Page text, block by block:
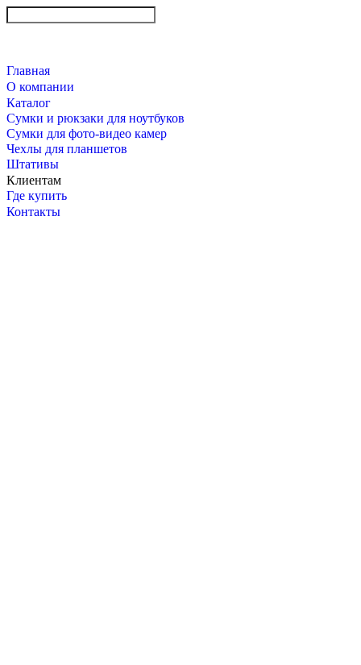
Главная
О компании
Каталог
Сумки и рюкзаки для ноутбуков
Сумки для фото-видео камер
Чехлы для планшетов
Штативы
Клиентам
Где купить
Контакты